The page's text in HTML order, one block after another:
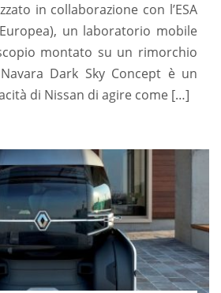
in collaborazione con l’ESA
un laboratorio mobile
montato su un rimorchio
Dark Sky Concept è un
di Nissan di agire come […]